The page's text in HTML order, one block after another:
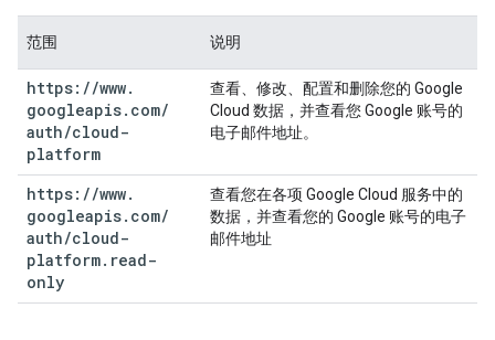
范围 说明
https: //www.
googleapis. com/
auth/cloud-
platform
查看、修改、配置和删除您的 Google
Cloud 数据，并查看您 Google 账号的
电子邮件地址。
https: //www.
googleapis. com/
auth/cloud-
platform. read-
only
查看您在各项 Google Cloud 服务中的
数据，并查看您的 Google 账号的电子
邮件地址